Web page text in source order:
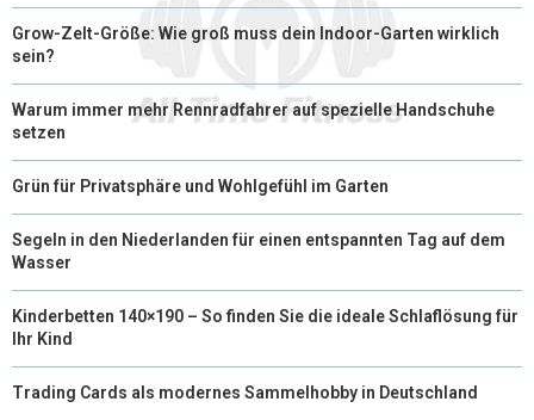
Grow-Zelt-Größe: Wie groß muss dein Indoor-Garten wirklich
sein?
Warum immer mehr Rennradfahrer auf spezielle Handschuhe
setzen
Grün für Privatsphäre und Wohlgefühl im Garten
Segeln in den Niederlanden für einen entspannten Tag auf dem
Wasser
Kinderbetten 140×190 – So finden Sie die ideale Schlaflösung für
Ihr Kind
Trading Cards als modernes Sammelhobby in Deutschland